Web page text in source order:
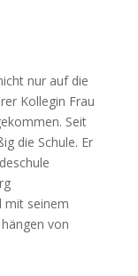
nur auf die
Kollegin Frau
Seit
die Schule. Er
mit seinem
von